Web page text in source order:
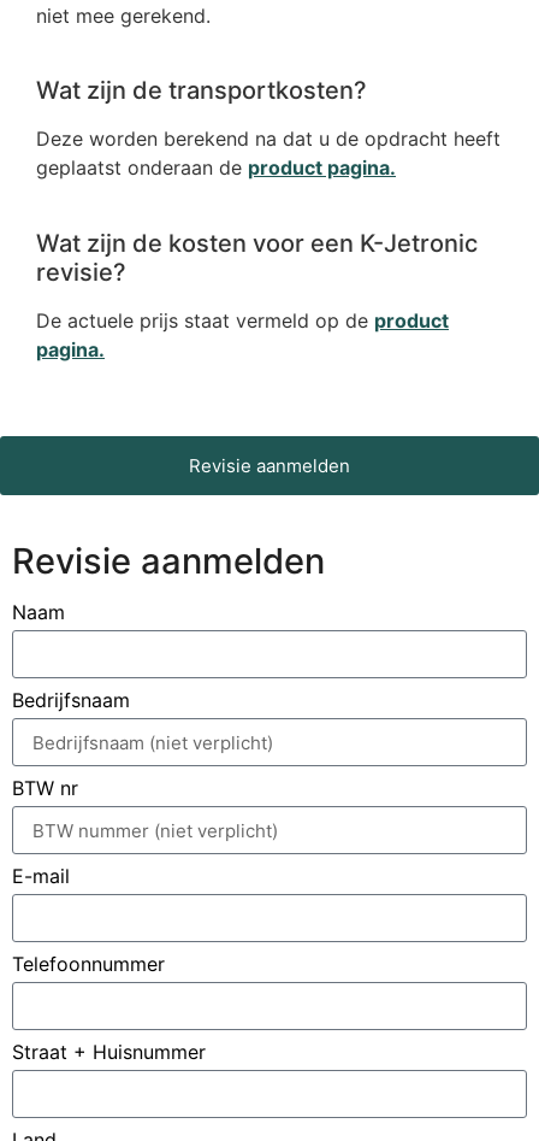
niet mee gerekend.
Wat zijn de transportkosten?
Deze worden berekend na dat u de opdracht heeft
geplaatst onderaan de product pagina.
Wat zijn de kosten voor een K-Jetronic
revisie?
De actuele prijs staat vermeld op de product
pagina.
Revisie aanmelden
Revisie aanmelden
Naam
Bedrijfsnaam
BTW nr
E-mail
Telefoonnummer
Straat + Huisnummer